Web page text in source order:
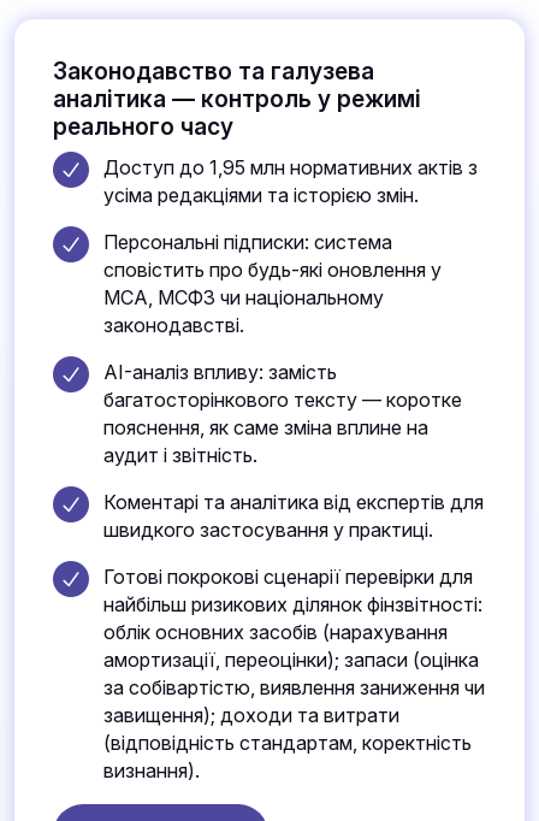
Законодавство та галузева
аналітика — контроль у режимі
реального часу
Доступ до 1,95 млн нормативних актів з
усіма редакціями та історією змін.
Персональні підписки: система
сповістить про будь-які оновлення у
МСА, МСФЗ чи національному
законодавстві.
AI-аналіз впливу: замість
багатосторінкового тексту — коротке
пояснення, як саме зміна вплине на
аудит і звітність.
Коментарі та аналітика від експертів для
швидкого застосування у практиці.
Готові покрокові сценарії перевірки для
найбільш ризикових ділянок фінзвітності:
облік основних засобів (нарахування
амортизації, переоцінки); запаси (оцінка
за собівартістю, виявлення заниження чи
завищення); доходи та витрати
(відповідність стандартам, коректність
визнання).